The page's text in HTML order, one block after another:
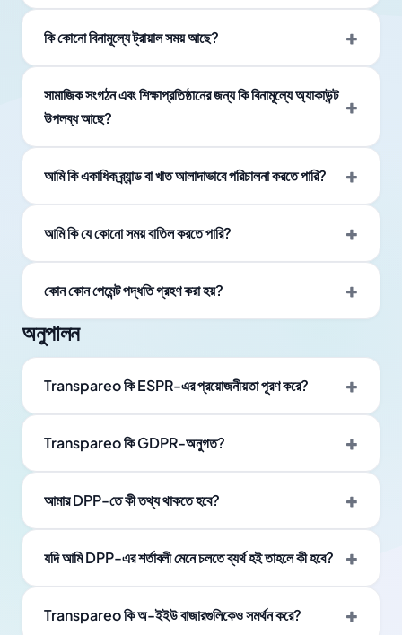
কি কোনো বিনামূল্যে ট্রায়াল সময় আছে?
সামাজিক সংগঠন এবং শিক্ষাপ্রতিষ্ঠানের জন্য কি বিনামূল্যে অ্যাকাউন্ট
উপলব্ধ আছে?
আমি কি একাধিক ব্র্যান্ড বা খাত আলাদাভাবে পরিচালনা করতে পারি?
আমি কি যে কোনো সময় বাতিল করতে পারি?
কোন কোন পেমেন্ট পদ্ধতি গ্রহণ করা হয়?
অনুপালন
Transpareo কি ESPR-এর প্রয়োজনীয়তা পূরণ করে?
Transpareo কি GDPR-অনুগত?
আমার DPP-তে কী তথ্য থাকতে হবে?
যদি আমি DPP-এর শর্তাবলী মেনে চলতে ব্যর্থ হই তাহলে কী হবে?
Transpareo কি অ-ইইউ বাজারগুলিকেও সমর্থন করে?